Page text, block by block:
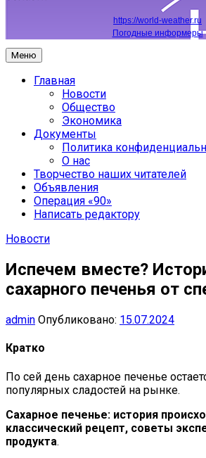
https://world-weather.ru
Погодные информеры
Меню
Главная
Новости
Общество
Экономика
Документы
Политика
О нас
Творчество наших читателей
Объявления
Операция «90»
Написать редактору
Новости
Испечем вместе?
сахарного печенья от
admin Опубликовано: 15.07.2024
Кратко
По сей день сахарное печенье
популярных сладостей на рынке.
Сахарное печенье: история
классический рецепт, советы
продукта.